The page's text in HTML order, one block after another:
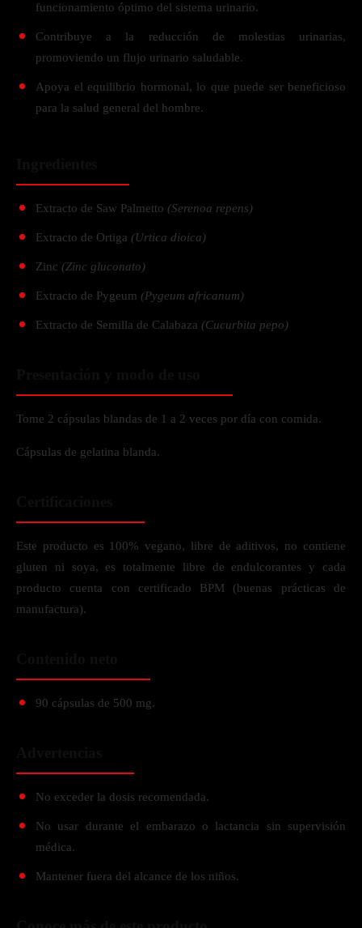
funcionamiento óptimo del sistema urinario.
Contribuye a la reducción de molestias urinarias,
promoviendo un flujo urinario saludable.
Apoya el equilibrio hormonal, lo que puede ser beneficioso
para la salud general del hombre.
Extracto de Saw Palmetto (Serenoa repens)
Extracto de Ortiga (Urtica dioica)
Zinc (Zinc gluconato)
Extracto de Pygeum (Pygeum africanum)
Extracto de Semilla de Calabaza (Cucurbita pepo)
Tome 2 cápsulas blandas de 1 a 2 veces por día con comida.
Cápsulas de gelatina blanda.
Este producto es 100% vegano, libre de aditivos, no contiene
gluten ni soya, es totalmente libre de endulcorantes y cada
producto cuenta con certificado BPM (buenas prácticas de
manufactura).
90 cápsulas de 500 mg.
No exceder la dosis recomendada.
No usar durante el embarazo o lactancia sin supervisión
médica.
Mantener fuera del alcance de los niños.